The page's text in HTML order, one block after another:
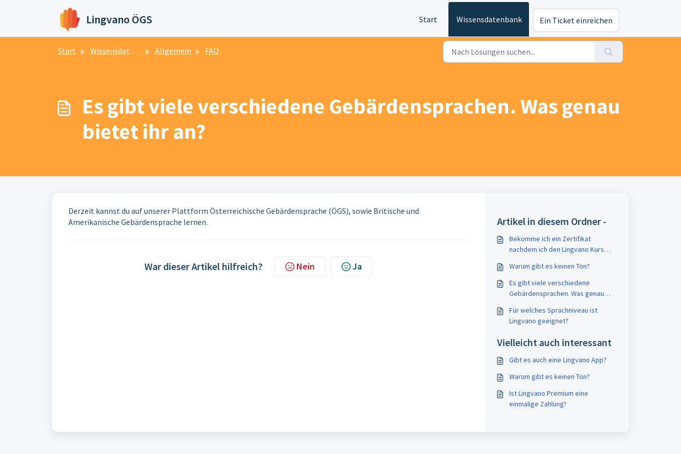
Lingvano ÖGS Start Wissensdatenbank Ein Ticket einreichen
Start Wissensdatenbank Allgemein FAQ
Es gibt viele verschiedene Gebärdensprachen. Was genau
bietet ihr an?
Derzeit kannst du auf unserer Plattform Österreichische Gebärdensprache (ÖGS), sowie Britische und
Amerikanische Gebärdensprache lernen.
War dieser Artikel hilfreich? Nein Ja
Artikel in diesem Ordner -
Bekomme ich ein Zertifikat
nachdem ich den Lingvano Kurs
Warum gibt es keinen Ton?
Es gibt viele verschiedene
Gebärdensprachen. Was genau
Für welches Sprachniveau ist
Lingvano geeignet?
Vielleicht auch interessant
Gibt es auch eine Lingvano App?
Warum gibt es keinen Ton?
Ist Lingvano Premium eine
einmalige Zahlung?